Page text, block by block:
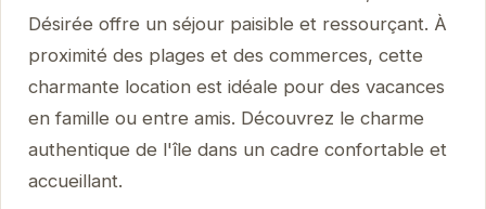
Désirée offre un séjour paisible et ressourçant. À
proximité des plages et des commerces, cette
charmante location est idéale pour des vacances
en famille ou entre amis. Découvrez le charme
authentique de l'île dans un cadre confortable et
accueillant.